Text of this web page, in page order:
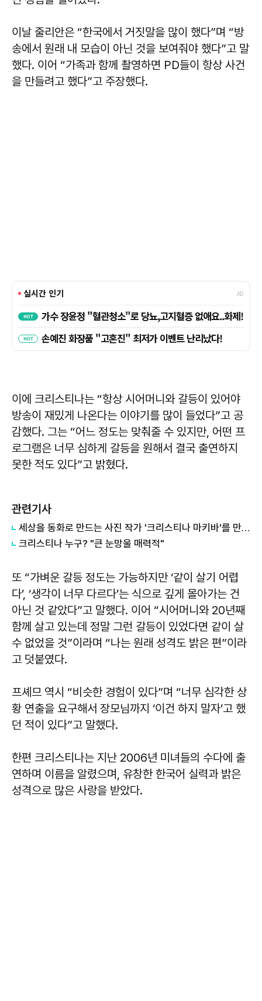
이날 줄리안은 “한국에서 거짓말을 많이 했다”며 “방
송에서 원래 내 모습이 아닌 것을 보여줘야 했다”고 말
했다. 이어 “가족과 함께 촬영하면 PD들이 항상 사건
을 만들려고 했다”고 주장했다.
이에 크리스티나는 “항상 시어머니와 갈등이 있어야
방송이 재밌게 나온다는 이야기를 많이 들었다”고 공
감했다. 그는 “어느 정도는 맞춰줄 수 있지만, 어떤 프
로그램은 너무 심하게 갈등을 원해서 결국 출연하지
못한 적도 있다”고 밝혔다.
관련기사
세상을 동화로 만드는 사진 작가 '크리스티나 마키바'를 만나다
크리스티나 누구? "큰 눈망울 매력적"
또 “가벼운 갈등 정도는 가능하지만 ‘같이 살기 어렵
다’, ‘생각이 너무 다르다’는 식으로 깊게 몰아가는 건
아닌 것 같았다”고 말했다. 이어 “시어머니와 20년째
함께 살고 있는데 정말 그런 갈등이 있었다면 같이 살
수 없었을 것”이라며 “나는 원래 성격도 밝은 편”이라
고 덧붙였다.
프셰므 역시 “비슷한 경험이 있다”며 “너무 심각한 상
황 연출을 요구해서 장모님까지 ‘이건 하지 말자’고 했
던 적이 있다”고 말했다.
한편 크리스티나는 지난 2006년 미녀들의 수다에 출
연하며 이름을 알렸으며, 유창한 한국어 실력과 밝은
성격으로 많은 사랑을 받았다.